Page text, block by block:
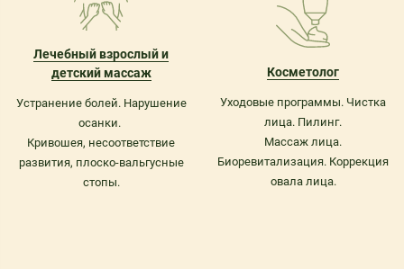
Лечебный взрослый и
детский массаж
Устранение болей. Нарушение
осанки.
Кривошея, несоответствие
развития, плоско-вальгусные
стопы.
Косметолог
Уходовые программы. Чистка
лица. Пилинг.
Массаж лица.
Биоревитализация. Коррекция
овала лица.